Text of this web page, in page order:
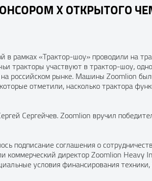
X ОТКРЫТОГО
в рамках «Трактор-шоу» проводили на
тракторы участвуют в трактор-шоу,
российском рынке. Машины Zoomlion
отметили, насколько трактора
Сергейчев. Zoomlion вручил
подписание соглашения о
коммерческий директор Zoomlion
условия финансирования